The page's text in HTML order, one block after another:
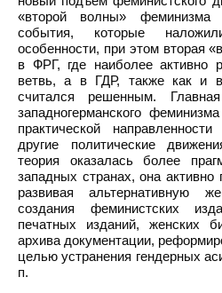
«второй волны» феминизма
события, которые
особенности, при этом вторая
в ФРГ, где наиболее активно
ветвь, а в ГДР, также как и
считался решенным.
западногерманского
практической
другие политические
теория оказалась более
западных странах, она активно
развивая альтернативную
создания феминистских
печатных изданий, женских
архива документации,
целью устранения гендерных
п.